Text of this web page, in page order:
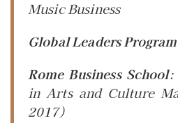
Music Business
Global Leaders Program
Rome Business School:
in Arts and Culture
2017)